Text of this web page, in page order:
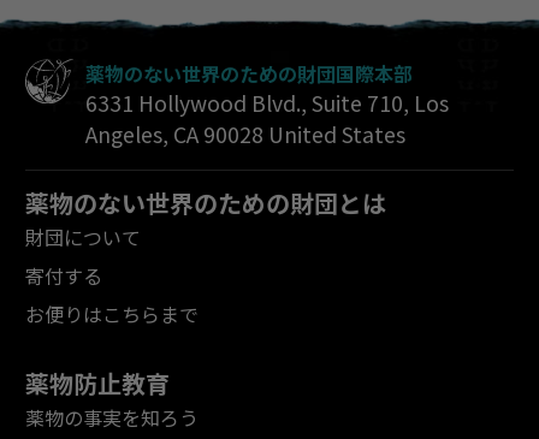
薬物のない世界のための財団国際本部
6331 Hollywood Blvd., Suite 710, Los
Angeles, CA 90028 United States
薬物のない世界のための財団とは
財団について
寄付する
お便りはこちらまで
薬物防止教育
薬物の事実を知ろう